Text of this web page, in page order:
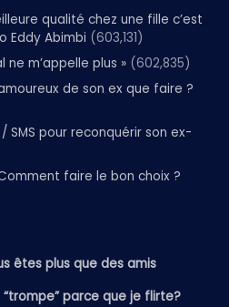
qualité chez une fille c’est
Eddy Abimbi (603,131)
ne m’appelle plus » (602,835)
de son ex que faire ?
pour reconquérir son ex-
faire le bon choix ?
êtes plus que des amis
parce que je flirte?